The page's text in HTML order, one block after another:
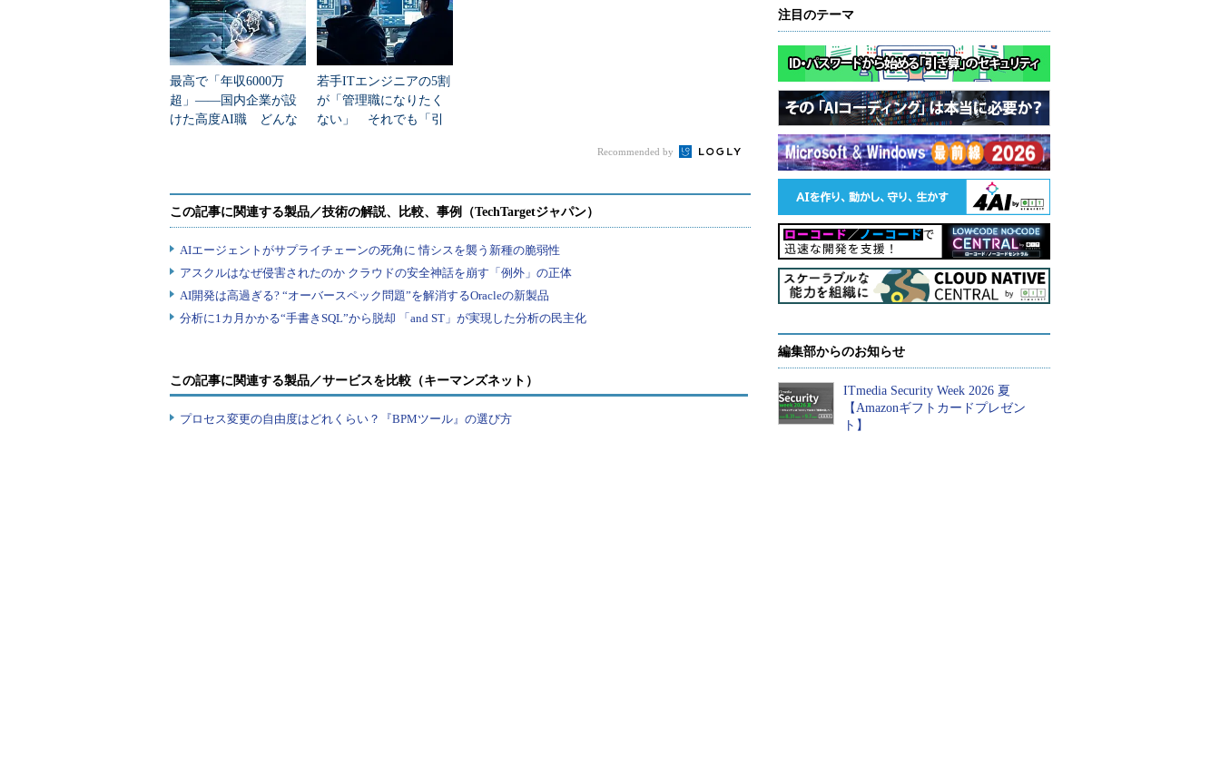
あります。それを乗り越えることによって物事に動じずに取り組めるようになります。
コンサルティングの仕事はいろいろな意味でかなりストレスのかかる仕事です。そのた
め、タフでなくてはなりません。精神的な強さはとても重要な資質であり、経験するこ
とによって強化されるのです。
上述のように、開発業務を主としていても、その先のキャリアを目指すうえでベース
となる大事なスキルを身に付けることができます。ぜひこのようなスキルを身に付けて
業務全体を理解し、自分の役割を把握して取り組むという視点も大切でしょう。城壁
を造っている人に「あなたは何をしているのですか？」と問いかけたときの返答で、
「壁を造っているのです」「お城を造っているのです」という2通りの答えがあるでしょ
よくいわれる話ですが、いわれたとおりに仕事をするのではなく、全体像を理解した
うえで自分の役割・業務を把握して最善を尽くす。そこから、こうするのがより良いの
最高で「年収6000万
超」――国内企業が設
けた高度AI職 どんな
若手ITエンジニアの5割
が「管理職になりたく
ない」 それでも「引
Recommended by
この記事に関連する製品／サービスを比較（キーマンズネット）
プロセス変更の自由度はどれくらい？『BPMツール』の選び方
注目のテーマ
編集部からのお知らせ
ITmedia Security Week 2026 夏
【Amazonギフトカードプレゼン
ト】